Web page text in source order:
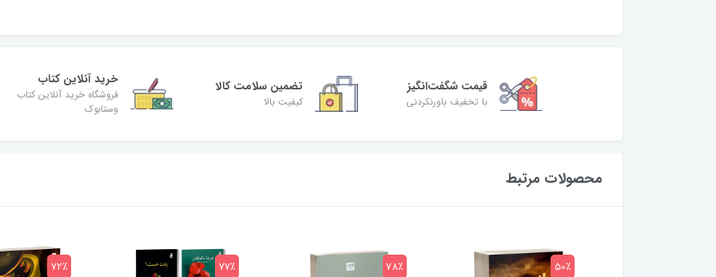
قیمت شگفت‌انگیز
با تخفیف باورنکردنی
تضمین سلامت کالا
کیفیت بالا
خرید آنلاین کتاب
فروشگاه خرید آنلاین کتاب
وستابوک
محصولات مرتبط
50٪ 78٪ 77٪ 72٪